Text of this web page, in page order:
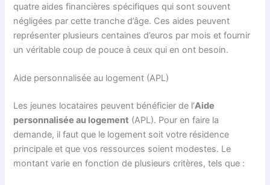
quatre aides financières spécifiques qui sont souvent
négligées par cette tranche d’âge. Ces aides peuvent
représenter plusieurs centaines d’euros par mois et fournir
un véritable coup de pouce à ceux qui en ont besoin.
Aide personnalisée au logement (APL)
Les jeunes locataires peuvent bénéficier de l’Aide
personnalisée au logement (APL). Pour en faire la
demande, il faut que le logement soit votre résidence
principale et que vos ressources soient modestes. Le
montant varie en fonction de plusieurs critères, tels que :